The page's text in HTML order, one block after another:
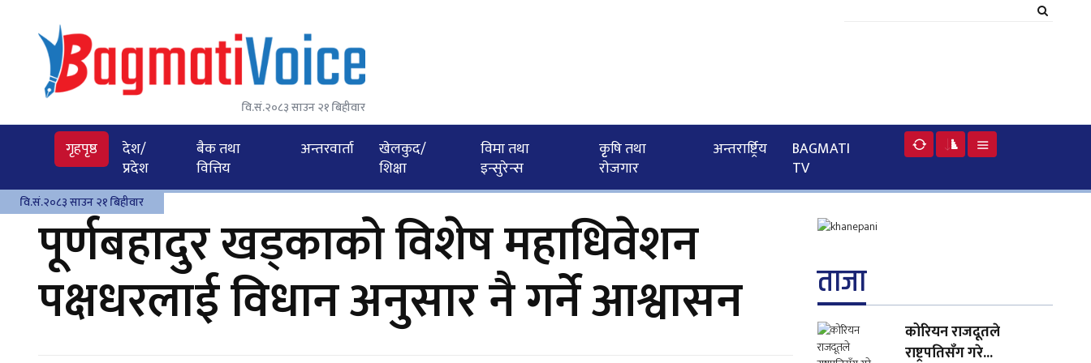
वि.सं.२०८३ साउन २१ बिहीवार
गृहपृष्ठ
देश/
प्रदेश
बैक तथा
वित्तिय
अन्तरवार्ता
खेलकुद/
शिक्षा
विमा तथा
इन्सुरेन्स
कृृषि तथा
राेजगार
अन्तरार्ष्ट्रिय
BAGMATI
TV
वि.सं.२०८३ साउन २१ बिहीवार
पूर्णबहादुर खड्काको विशेष महाधिवेशन
पक्षधरलाई विधान अनुसार नै गर्ने आश्वासन ताजा
कोरियन राजदूतले
राष्ट्रपतिसँग गरे...